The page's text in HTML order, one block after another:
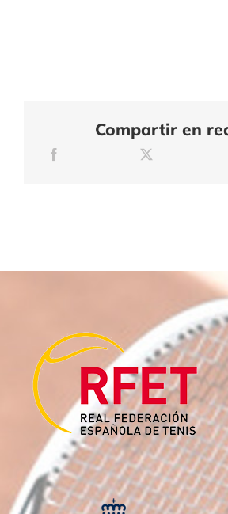
Compartir en